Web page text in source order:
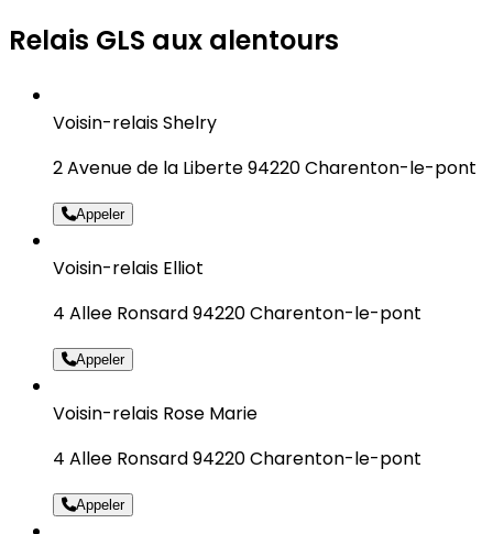
Relais GLS aux alentours
Voisin-relais Shelry
2 Avenue de la Liberte 94220 Charenton-le-pont
Appeler
Voisin-relais Elliot
4 Allee Ronsard 94220 Charenton-le-pont
Appeler
Voisin-relais Rose Marie
4 Allee Ronsard 94220 Charenton-le-pont
Appeler